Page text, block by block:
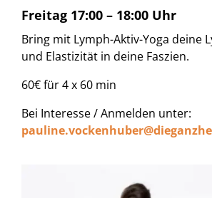
Freitag 17:00 – 18:00 Uhr
Bring mit Lymph-Aktiv-Yoga deine
und Elastizität in deine Faszien.
60€ für 4 x 60 min
Bei Interesse / Anmelden unter: